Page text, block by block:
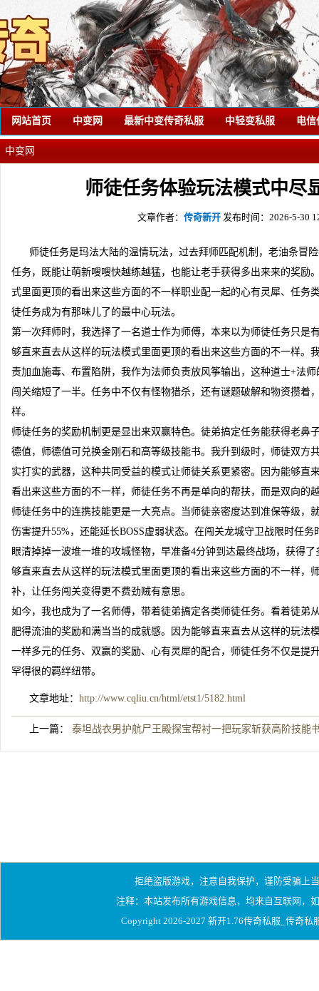
网站首页 中变网 最新中变传奇私服 中轻变私服 电信
中变网
师徒任务体验玩法模式中尽
文章作者： 传奇新开 发布时间：2026-5-30
师徒任务是玛法大陆的温情玩法，过去拜师匹配机制，老油条冒
任务，既能让萌新嗖嗖快越练越猛，也能让老手获得多出来来的奖励
式里面更顶的看出来这些方面的不一样职业配一起的心有灵犀、任务
徒任务成为有那味儿了的最中心玩法。
第一次拜师时，我选择了一名道士作为师傅，本来以为师徒任务只是
够直来直去从这样的玩法模式里面更顶的看出来这些方面的不一样。
责加血施毒、布置陷阱，我作为法师负责放风筝输出，这种道士+法
闯关缩短了一半。任务中不仅有怪物猎杀，还有谜题破解和物资攒着
样。
师徒任务的奖励机制更是显出来双赢特色。徒弟搞定任务能获得老鼻
德值，师德值可兑换金刚石和高等级技能书。我升到级时，师徒双方
实打实的武器，这种共同受益的模式让师徒关系更紧密。因为能够直
看出来这些方面的不一样，师徒任务不再是单向的帮扶，而是双向的
师徒任务中的连携技能更是一大亮点。当师徒亲密度达到准保等级，
伤害提升55%，还能延长BOSS虚弱状态。在闯关龙城守卫战限时任
眼清掉掉一波堆一堆的攻城怪物，早准备4分钟到达最终战场，获得
够直来直去从这样的玩法模式里面更顶的看出来这些方面的不一样，
补，让任务闯关变得更不费劲贼有意思。
如今，我也成为了一名师傅，带着徒弟搞定各类师徒任务。看着徒弟
肥得流油的奖励和满当当的成就感。因为能够直来直去从这样的玩法
一样多元的任务、双赢的奖励、心有灵犀的配合，师徒任务不仅是提
罕得很的羁绊纽带。
文章地址： http://www.cqliu.cn/html/etst1/5182.html
上一篇： 泰坦战衣男护航尸王殿探宝帮衬一把玩家斩获高阶技能
拒绝盗版游戏，注意自我保护，谨防受骗上
注释：本站发布所有游戏信息，均来自互联网，
Copyright 2026-2027 新开1.76传奇私服_传奇私